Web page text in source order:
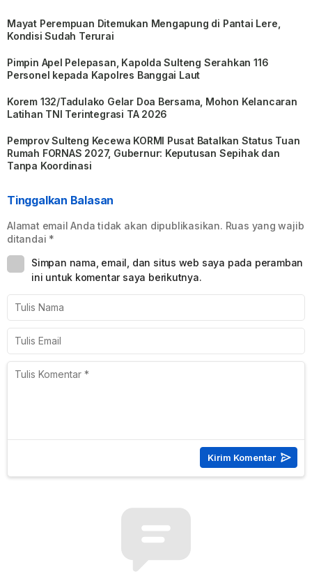
Mayat Perempuan Ditemukan Mengapung di Pantai Lere,
Kondisi Sudah Terurai
Pimpin Apel Pelepasan, Kapolda Sulteng Serahkan 116
Personel kepada Kapolres Banggai Laut
Korem 132/Tadulako Gelar Doa Bersama, Mohon Kelancaran
Latihan TNI Terintegrasi TA 2026
Pemprov Sulteng Kecewa KORMI Pusat Batalkan Status Tuan
Rumah FORNAS 2027, Gubernur: Keputusan Sepihak dan
Tanpa Koordinasi
Tinggalkan Balasan
Alamat email Anda tidak akan dipublikasikan. Ruas yang wajib
ditandai *
Simpan nama, email, dan situs web saya pada peramban
ini untuk komentar saya berikutnya.